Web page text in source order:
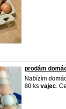
prodám
Nabízím
80 ks vajec.